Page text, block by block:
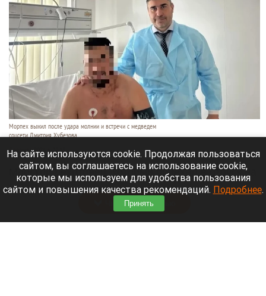
Морпех выжил после удара молнии и встречи с медведем
соцсети Дмитрия Хубезова
7 августа 2026 в 22:15
Морской пехотинец, который приехал в отпуск на
Алтай, пережил чудовищную серию событий.
Читать полностью
На сайте используются cookie. Продолжая пользоваться
сайтом, вы соглашаетесь на использование cookie,
которые мы используем для удобства пользования
сайтом и повышения качества рекомендаций. Подробнее.
Принять